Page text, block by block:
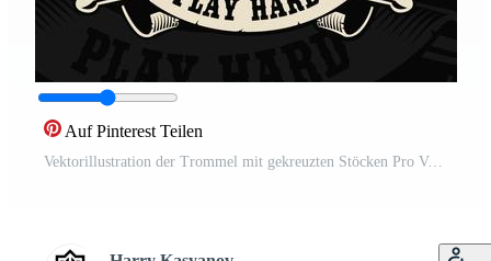
Auf Pinterest Teilen
Vektorillustration der Trommel mit gekreuzten Stöcken Pro Vektor